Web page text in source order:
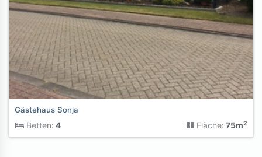
Gästehaus Sonja
Betten: 4 Fläche: 75m2